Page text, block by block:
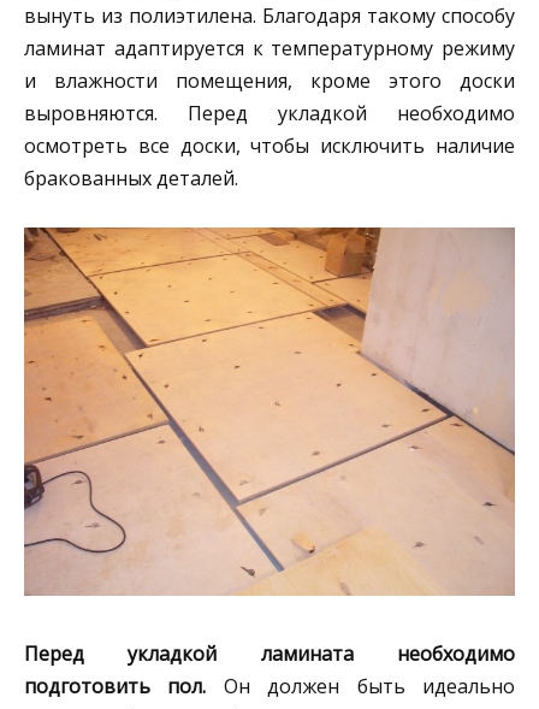
вынуть из полиэтилена. Благодаря такому способу
ламинат адаптируется к температурному режиму
и влажности помещения, кроме этого доски
выровняются. Перед укладкой необходимо
осмотреть все доски, чтобы исключить наличие
бракованных деталей.
Перед укладкой ламината необходимо
подготовить пол. Он должен быть идеально